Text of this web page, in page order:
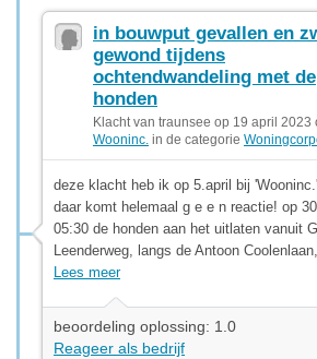
in bouwput gevallen en
gewond tijdens
ochtendwandeling met de
honden
Klacht van traunsee op 19 april 2023
Wooninc. in de categorie
deze klacht heb ik op 5.april bij
daar komt helemaal g e e n reactie! op
05:30 de honden aan het uitlaten vanuit
Leenderweg, langs de Antoon
Lees meer
beoordeling oplossing: 1.0
Reageer als bedrijf